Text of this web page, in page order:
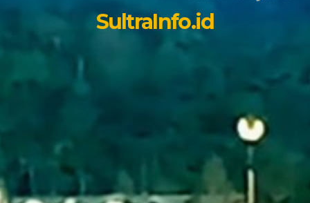
SultraInfo.id